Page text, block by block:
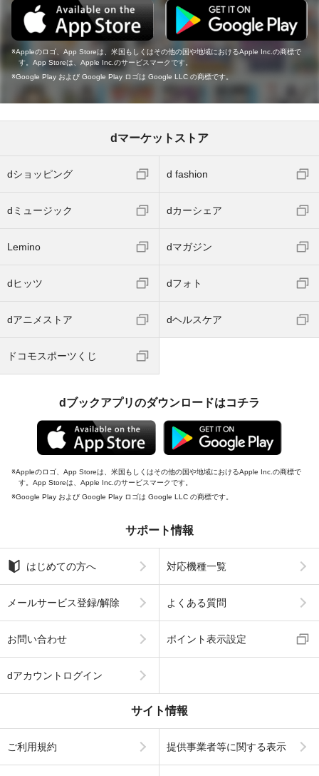
Appleのロゴ、App Storeは、米国もしくはその他の国や地域におけるApple Inc.の商標で
す。App Storeは、Apple Inc.のサービスマークです。
Google Play および Google Play ロゴは Google LLC の商標です。
dマーケットストア
dショッピング d fashion
dミュージック dカーシェア
Lemino dマガジン
dヒッツ dフォト
dアニメストア dヘルスケア
ドコモスポーツくじ
dブックアプリのダウンロードはコチラ
Appleのロゴ、App Storeは、米国もしくはその他の国や地域におけるApple Inc.の商標で
す。App Storeは、Apple Inc.のサービスマークです。
Google Play および Google Play ロゴは Google LLC の商標です。
サポート情報
はじめての方へ 対応機種一覧
メールサービス登録/解除 よくある質問
お問い合わせ ポイント表示設定
dアカウントログイン
サイト情報
ご利用規約 提供事業者等に関する表示